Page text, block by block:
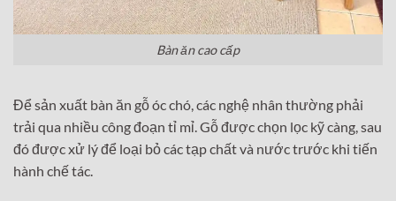
Bàn ăn cao cấp
Để sản xuất bàn ăn gỗ óc chó, các nghệ nhân thường phải
trải qua nhiều công đoạn tỉ mỉ. Gỗ được chọn lọc kỹ càng, sau
đó được xử lý để loại bỏ các tạp chất và nước trước khi tiến
hành chế tác.